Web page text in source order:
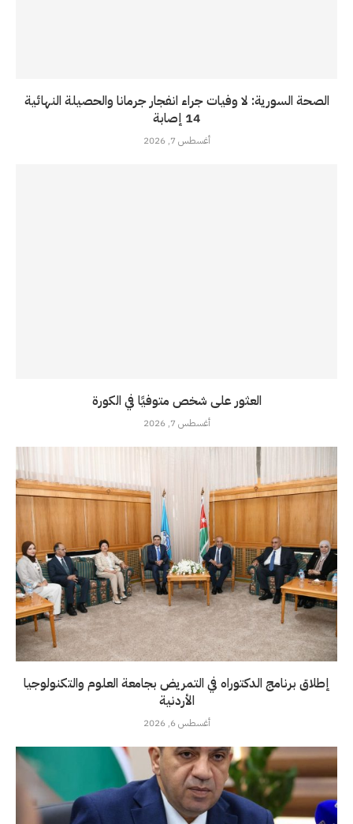
الصحة السورية: لا وفيات جراء انفجار جرمانا والحصيلة النهائية
14 إصابة
أغسطس 7, 2026
العثور على شخص متوفيًا في الكورة
أغسطس 7, 2026
إطلاق برنامج الدكتوراه في التمريض بجامعة العلوم والتكنولوجيا
الأردنية
أغسطس 6, 2026